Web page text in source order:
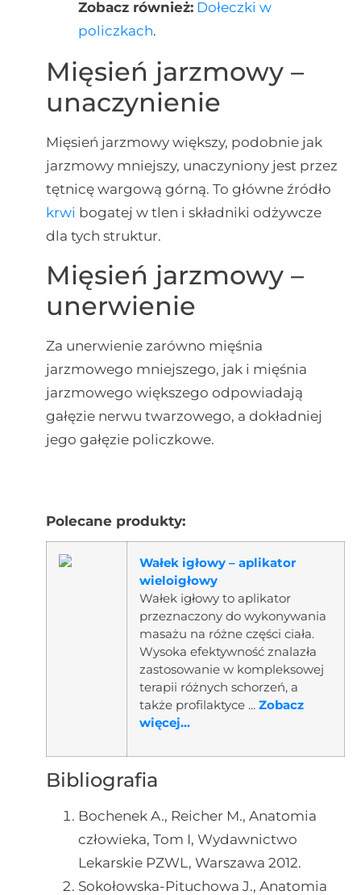
Zobacz również: Dołeczki w
policzkach.
Mięsień jarzmowy –
unaczynienie
Mięsień jarzmowy większy, podobnie jak
jarzmowy mniejszy, unaczyniony jest przez
tętnicę wargową górną. To główne źródło
krwi bogatej w tlen i składniki odżywcze
dla tych struktur.
Mięsień jarzmowy –
unerwienie
Za unerwienie zarówno mięśnia
jarzmowego mniejszego, jak i mięśnia
jarzmowego większego odpowiadają
gałęzie nerwu twarzowego, a dokładniej
jego gałęzie policzkowe.
Polecane produkty:
Wałek igłowy – aplikator
wieloigłowy
Wałek igłowy to aplikator
przeznaczony do wykonywania
masażu na różne części ciała.
Wysoka efektywność znalazła
zastosowanie w kompleksowej
terapii różnych schorzeń, a
także profilaktyce ... Zobacz
więcej...
Bibliografia
Bochenek A., Reicher M., Anatomia
człowieka, Tom I, Wydawnictwo
Lekarskie PZWL, Warszawa 2012.
Sokołowska-Pituchowa J., Anatomia